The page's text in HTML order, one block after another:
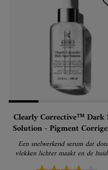
Clearly Corrective™ Dark
Solution - Pigment
Serum
Een snelwerkend serum dat
vlekken lichter maakt en de
zichtbaar helderder maakt